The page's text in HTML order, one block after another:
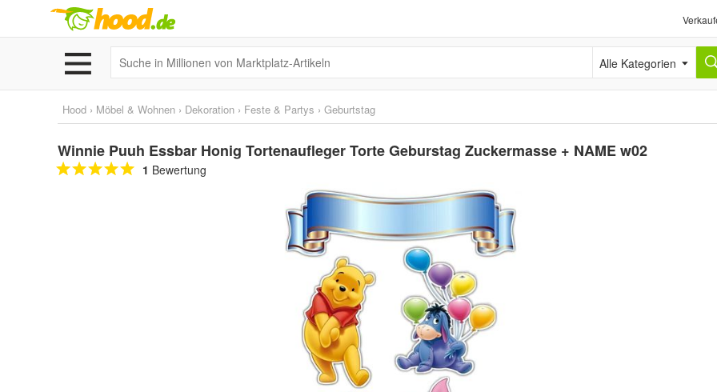
Alle Kategorien
Hood › Möbel & Wohnen › Dekoration › Feste & Partys › Geburtstag
Winnie Puuh Essbar Honig Tortenaufleger Torte Geburstag Zuckermasse + NAME w02
1 Bewertung